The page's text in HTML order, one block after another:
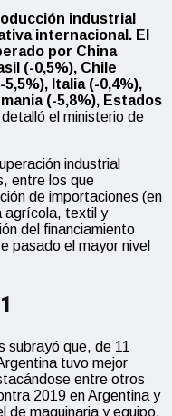
industrial
internacional. El
por China
(-0,5%), Chile
Italia (-0,4%),
(-5,8%), Estados
detalló el ministerio de
industrial
entre los que
de importaciones (en
agrícola, textil y
del financiamiento
pasado el mayor nivel
subrayó que, de 11
tuvo mejor
entre otros
2019 en Argentina y
de maquinaria y equipo,